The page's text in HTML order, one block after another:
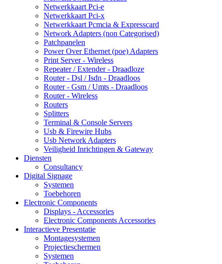
Netwerkkaart Pci-e
Netwerkkaart Pci-x
Netwerkkaart Pcmcia & Expresscard
Network Adapters (non Categorised)
Patchpanelen
Power Over Ethernet (poe) Adapters
Print Server - Wireless
Repeater / Extender - Draadloze
Router - Dsl / Isdn - Draadloos
Router - Gsm / Umts - Draadloos
Router - Wireless
Routers
Splitters
Terminal & Console Servers
Usb & Firewire Hubs
Usb Network Adapters
Veiligheid Inrichtingen & Gateway
Diensten
Consultancy
Digital Signage
Systemen
Toebehoren
Electronic Components
Displays - Accessories
Electronic Components Accessories
Interactieve Presentatie
Montagesystemen
Projectieschermen
Systemen